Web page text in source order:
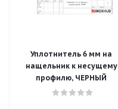
Уплотнитель 6 мм на
нащельник к несущему
профилю, ЧЕРНЫЙ